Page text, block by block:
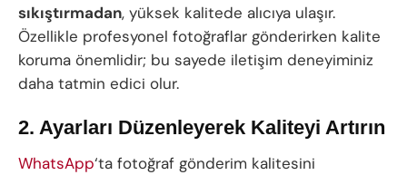
sıkıştırmadan, yüksek kalitede alıcıya ulaşır.
Özellikle profesyonel fotoğraflar gönderirken kalite
koruma önemlidir; bu sayede iletişim deneyiminiz
daha tatmin edici olur.
2. Ayarları Düzenleyerek Kaliteyi Artırın
WhatsApp‘ta fotoğraf gönderim kalitesini